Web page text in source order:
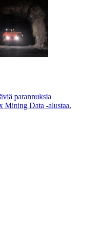
parannuksia
Mining Data -alustaa.